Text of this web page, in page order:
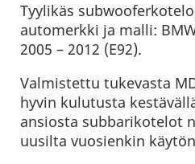
Tyylikäs
automerkki ja malli: BMW
2005 – 2012 (E92).
Valmistettu tukevasta
hyvin kulutusta
ansiosta subbarikotelot
uusilta vuosienkin